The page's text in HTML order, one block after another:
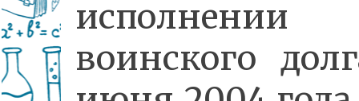
исполнении
воинского